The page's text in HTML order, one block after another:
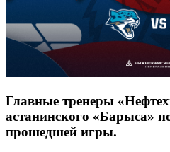
Главные тренеры
астанинского «Барыса»
прошедшей игры.